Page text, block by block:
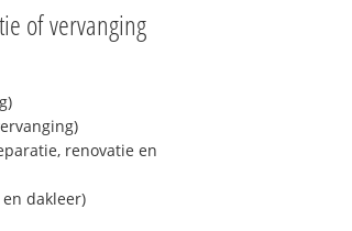
of vervanging
renovatie en
dakleer)